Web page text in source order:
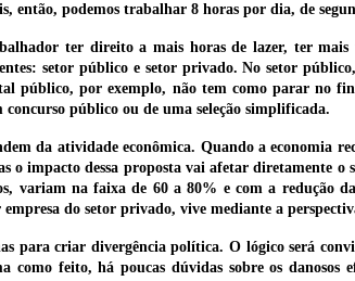
então, podemos trabalhar 8 horas por dia, de
ter direito a mais horas de lazer, ter
setor público e setor privado. No setor
público, por exemplo, não tem como parar no
público ou de uma seleção simplificada.
da atividade econômica. Quando a economia
o impacto dessa proposta vai afetar diretamente
variam na faixa de 60 a 80% e com a redução
do setor privado, vive mediante a
para criar divergência política. O lógico será
como feito, há poucas dúvidas sobre os